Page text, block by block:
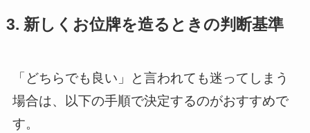
3. 新しくお位牌を造るときの判断基準
「どちらでも良い」と言われても迷ってしまう
場合は、以下の手順で決定するのがおすすめで
す。